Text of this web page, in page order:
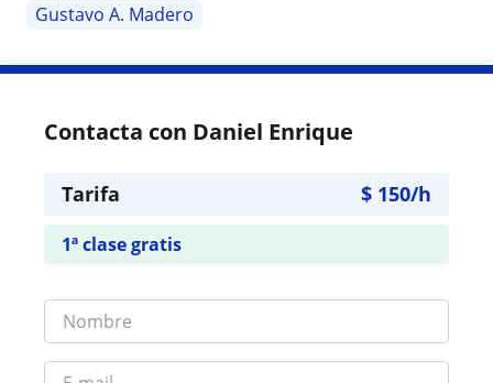
Gustavo A. Madero
Contacta con Daniel Enrique
Tarifa $ 150/h
1ª clase gratis